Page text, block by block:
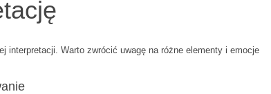
interpretacji. Warto zwrócić uwagę na różne elementy i emocje